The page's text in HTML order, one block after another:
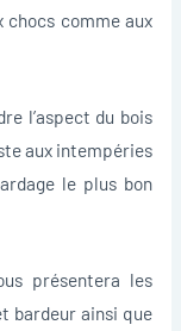
comme aux
l’aspect du bois
aux intempéries
le plus bon
présentera les
bardeur ainsi que